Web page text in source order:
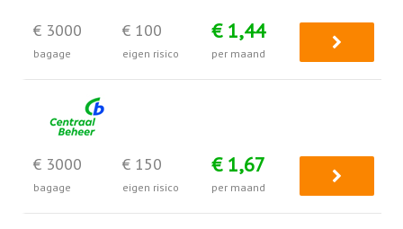
€ 3000
bagage
€ 100
eigen risico
€ 1,44
per maand
€ 3000
bagage
€ 150
eigen risico
€ 1,67
per maand